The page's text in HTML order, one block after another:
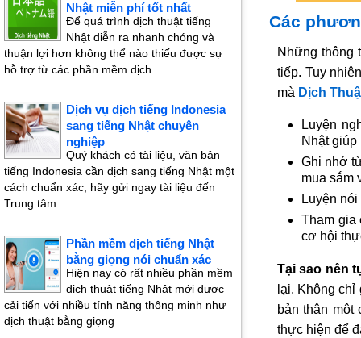
Các
Những thông
tiếp. Tuy
mà Dịch
Luyện
Nhật
Ghi nhớ
mua sắm
Luyện
Tham gia
cơ hội
Tại sao nên
lại. Không
bản thân một
thực hiện để
Nhật miễn phí tốt nhất
Để quá trình dịch thuật tiếng
Nhật diễn ra nhanh chóng và
thuận lợi hơn không thể nào thiếu được sự
hỗ trợ từ các phần mềm dịch.
Dịch vụ dịch tiếng Indonesia
sang tiếng Nhật chuyên
nghiệp
Quý khách có tài liệu, văn bản
tiếng Indonesia cần dịch sang tiếng Nhật một
cách chuẩn xác, hãy gửi ngay tài liệu đến
Trung tâm
Phần mềm dịch tiếng Nhật
bằng giọng nói chuẩn xác
Hiện nay có rất nhiều phần mềm
dịch thuật tiếng Nhật mới được
cải tiến với nhiều tính năng thông minh như
dịch thuật bằng giọng